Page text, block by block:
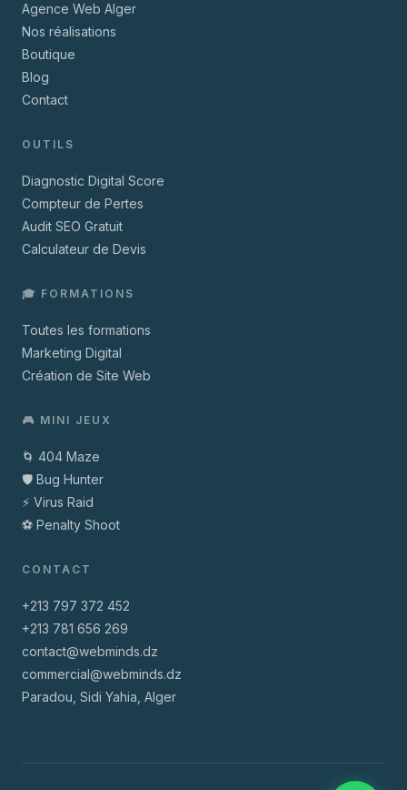
Agence Web Alger
Nos réalisations
Boutique
Blog
Contact
OUTILS
Diagnostic Digital Score
Compteur de Pertes
Audit SEO Gratuit
Calculateur de Devis
🎓 FORMATIONS
Toutes les formations
Marketing Digital
Création de Site Web
🎮 MINI JEUX
🌀 404 Maze
🛡️ Bug Hunter
⚡ Virus Raid
⚽ Penalty Shoot
CONTACT
+213 797 372 452
+213 781 656 269
contact@webminds.dz
commercial@webminds.dz
Paradou, Sidi Yahia, Alger